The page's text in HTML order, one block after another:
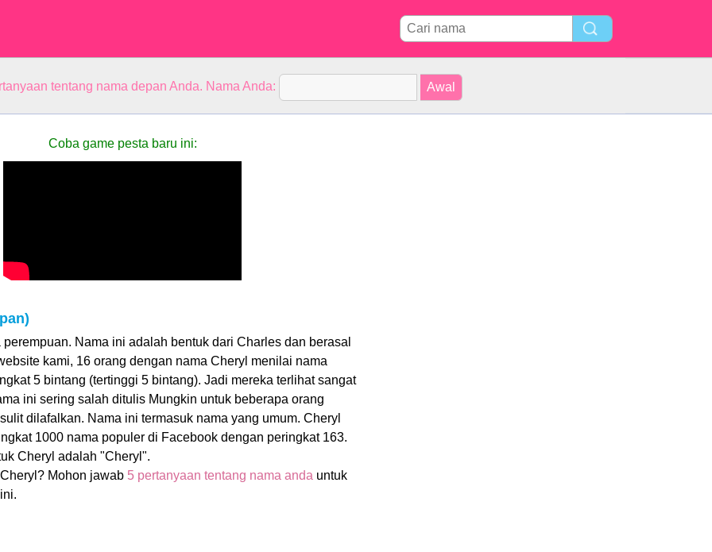
tentang nama depan Anda. Nama Anda:
Coba game pesta baru ini:
Nama ini adalah bentuk dari Charles dan berasal
kami, 16 orang dengan nama Cheryl menilai nama
5 bintang (tertinggi 5 bintang). Jadi mereka terlihat sangat
ini sering salah ditulis Mungkin untuk beberapa orang
dilafalkan. Nama ini termasuk nama yang umum. Cheryl
1000 nama populer di Facebook dengan peringkat 163.
Cheryl adalah "Cheryl".
Mohon jawab 5 pertanyaan tentang nama anda untuk